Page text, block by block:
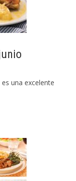
una excelente